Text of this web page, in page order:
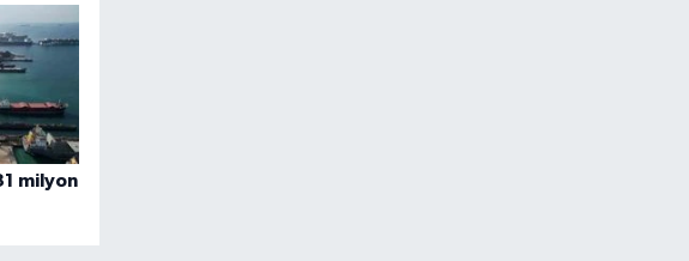
milyon